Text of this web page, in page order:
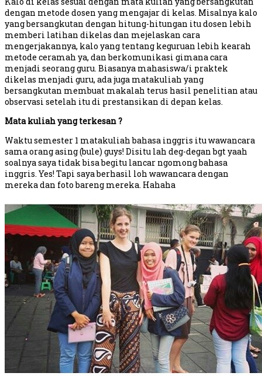
dengan metode dosen yang mengajar di kelas. Misalnya kalo
yang bersangkutan dengan hitung-hitungan itu dosen lebih
memberi latihan dikelas dan mejelaskan cara
mengerjakannya, kalo yang tentang keguruan lebih kearah
metode ceramah ya, dan berkomunikasi gimana cara
menjadi seorang guru. Biasanya mahasiswa/i praktek
dikelas menjadi guru, ada juga matakuliah yang
bersangkutan membuat makalah terus hasil penelitian atau
observasi setelah itu di prestansikan di depan kelas.
Mata kuliah yang terkesan ?
Waktu semester 1 matakuliah bahasa inggris itu wawancara
sama orang asing (bule) guys! Disitu lah deg-degan bgt yaah
soalnya saya tidak bisa begitu lancar ngomong bahasa
inggris. Yes! Tapi saya berhasil loh wawancara dengan
mereka dan foto bareng mereka. Hahaha